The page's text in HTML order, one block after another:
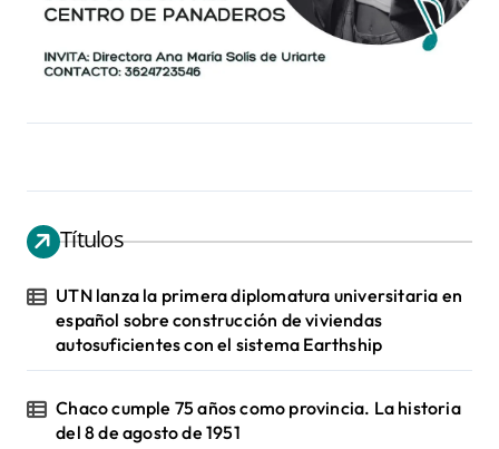
Títulos
UTN lanza la primera diplomatura universitaria en
español sobre construcción de viviendas
autosuficientes con el sistema Earthship
Chaco cumple 75 años como provincia. La historia
del 8 de agosto de 1951